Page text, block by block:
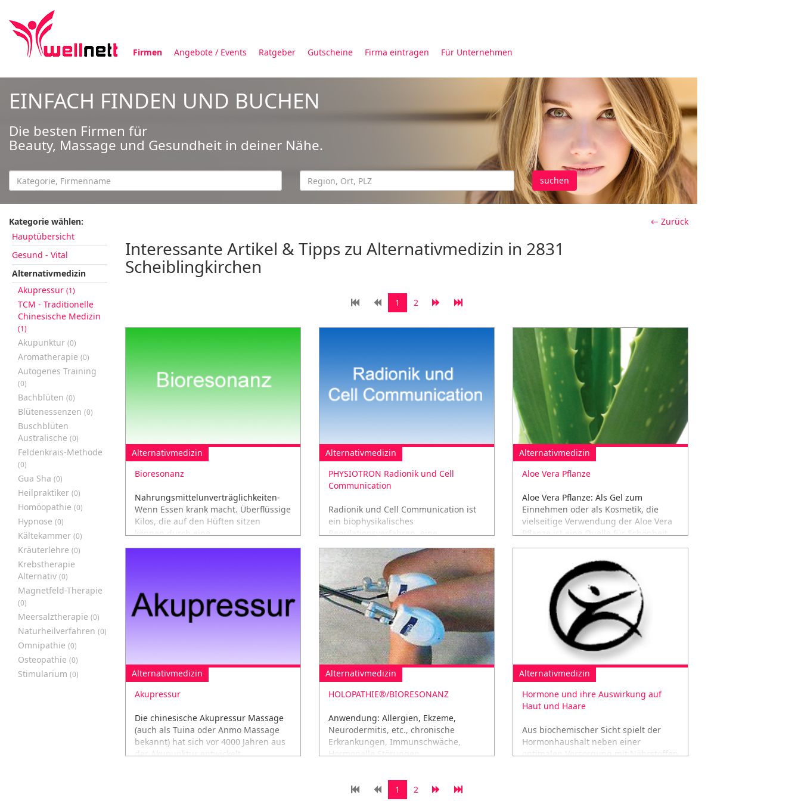
Firmen Angebote / Events Ratgeber Gutscheine Firma eintragen Für Unternehmen
EINFACH FINDEN UND BUCHEN
Die besten Firmen für
Beauty, Massage und Gesundheit in deiner Nähe.
suchen
Kategorie wählen:
Hauptübersicht
Gesund - Vital
Alternativmedizin
Akupressur (1)
TCM - Traditionelle
Chinesische Medizin
(1)
Akupunktur (0)
Aromatherapie (0)
Autogenes Training
(0)
Bachblüten (0)
Blütenessenzen (0)
Buschblüten
Australische (0)
Feldenkrais-Methode
(0)
Gua Sha (0)
Heilpraktiker (0)
Homöopathie (0)
Hypnose (0)
Kältekammer (0)
Kräuterlehre (0)
Krebstherapie
Alternativ (0)
Magnetfeld-Therapie
(0)
Meersalztherapie (0)
Naturheilverfahren (0)
Omnipathie (0)
Osteopathie (0)
Stimularium (0)
← Zurück
Interessante Artikel & Tipps zu Alternativmedizin in 2831
Scheiblingkirchen
1 2
Alternativmedizin
Bioresonanz
Nahrungsmittelunverträglichkeiten-
Wenn Essen krank macht. Überflüssige
Kilos, die auf den Hüften sitzen
können durch eine
Nahrungsmittelunverträglichkeit...
Alternativmedizin
PHYSIOTRON Radionik und Cell
Communication
Radionik und Cell Communication ist
ein biophysikalisches
Regulationsverfahren, eine
ganzheitliche und naturheilkundliche
Methode für Therapeuten,
gesundheitsbewusste Menschen.
Alternativmedizin
Aloe Vera Pflanze
Aloe Vera Pflanze: Als Gel zum
Einnehmen oder als Kosmetik, die
vielseitige Verwendung der Aloe Vera
Pflanze ist eine Quelle für Schönheit
und Gesundheit
Alternativmedizin
Akupressur
Die chinesische Akupressur Massage
(auch als Tuina oder Anmo Massage
bekannt) hat sich vor 4000 Jahren aus
der Akupunktur entwickelt.
Alternativmedizin
HOLOPATHIE®/BIORESONANZ
Anwendung: Allergien, Ekzeme,
Neurodermitis, etc., chronische
Erkrankungen, Immunschwäche,
Hormonelle Störungen,
Alternativmedizin
Hormone und ihre Auswirkung auf
Haut und Haare
Aus biochemischer Sicht spielt der
Hormonhaushalt neben einer
optimalen Versorgung mit Nährstoffen
1
2